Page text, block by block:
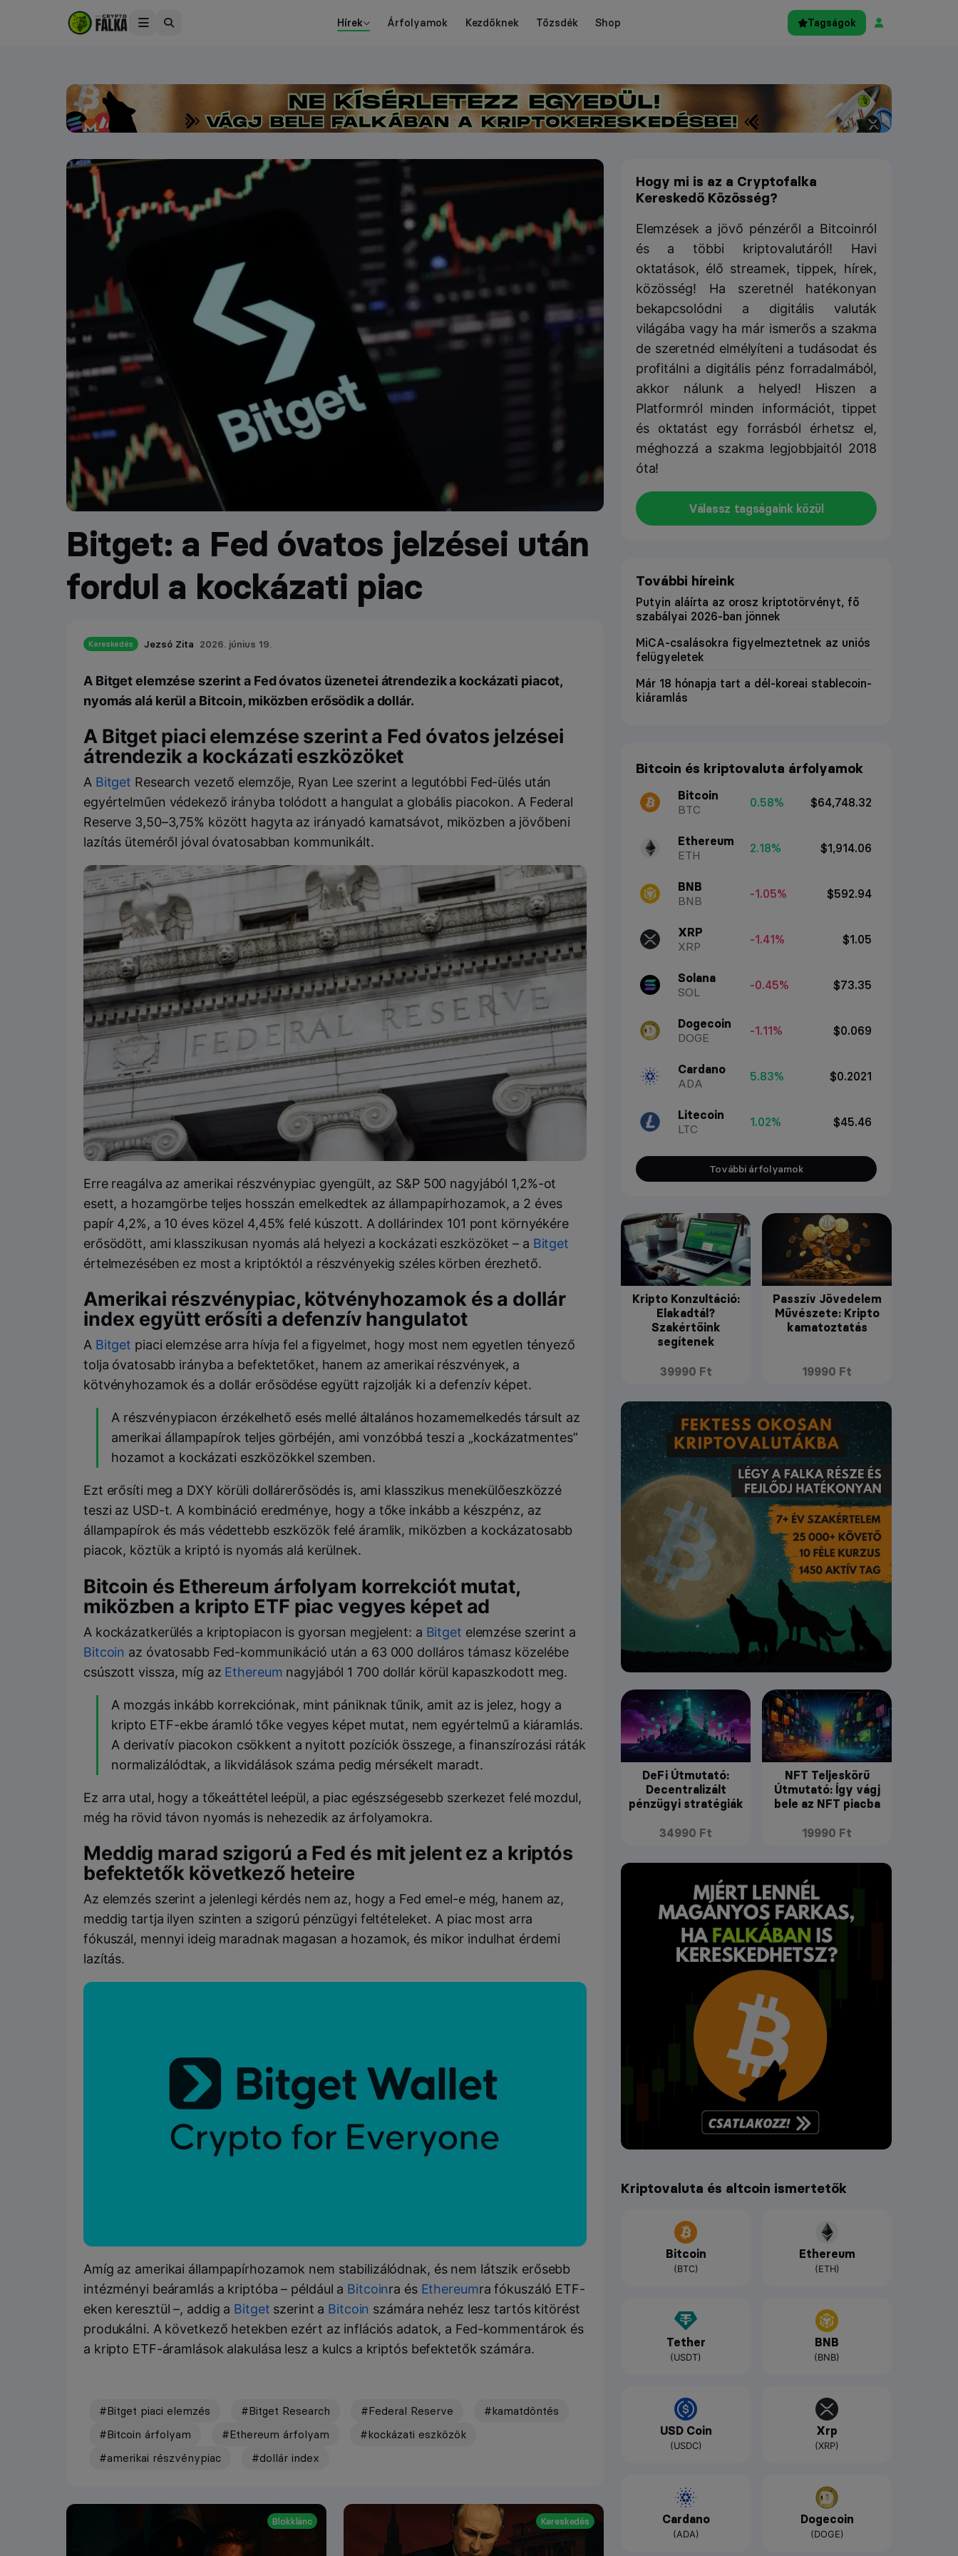
Hírek Árfolyamok Kezdőknek Tőzsdék Shop Tagságok
Bitget: a Fed óvatos jelzései után
fordul a kockázati piac
Kereskedés Jezsó Zita 2026. június 19.
A Bitget elemzése szerint a Fed óvatos üzenetei átrendezik a kockázati piacot,
nyomás alá kerül a Bitcoin, miközben erősödik a dollár.
A Bitget piaci elemzése szerint a Fed óvatos jelzései
átrendezik a kockázati eszközöket
A Bitget Research vezető elemzője, Ryan Lee szerint a legutóbbi Fed-ülés után
egyértelműen védekező irányba tolódott a hangulat a globális piacokon. A Federal
Reserve 3,50–3,75% között hagyta az irányadó kamatsávot, miközben a jövőbeni
lazítás üteméről jóval óvatosabban kommunikált.
Erre reagálva az amerikai részvénypiac gyengült, az S&P 500 nagyjából 1,2%-ot
esett, a hozamgörbe teljes hosszán emelkedtek az állampapírhozamok, a 2 éves
papír 4,2%, a 10 éves közel 4,45% felé kúszott. A dollárindex 101 pont környékére
erősödött, ami klasszikusan nyomás alá helyezi a kockázati eszközöket – a Bitget
értelmezésében ez most a kriptóktól a részvényekig széles körben érezhető.
Amerikai részvénypiac, kötvényhozamok és a dollár
index együtt erősíti a defenzív hangulatot
A Bitget piaci elemzése arra hívja fel a figyelmet, hogy most nem egyetlen tényező
tolja óvatosabb irányba a befektetőket, hanem az amerikai részvények, a
kötvényhozamok és a dollár erősödése együtt rajzolják ki a defenzív képet.
A részvénypiacon érzékelhető esés mellé általános hozamemelkedés társult az
amerikai állampapírok teljes görbéjén, ami vonzóbbá teszi a „kockázatmentes”
hozamot a kockázati eszközökkel szemben.
Ezt erősíti meg a DXY körüli dollárerősödés is, ami klasszikus menekülőeszközzé
teszi az USD-t. A kombináció eredménye, hogy a tőke inkább a készpénz, az
állampapírok és más védettebb eszközök felé áramlik, miközben a kockázatosabb
piacok, köztük a kriptó is nyomás alá kerülnek.
Bitcoin és Ethereum árfolyam korrekciót mutat,
miközben a kripto ETF piac vegyes képet ad
A kockázatkerülés a kriptopiacon is gyorsan megjelent: a Bitget elemzése szerint a
Bitcoin az óvatosabb Fed-kommunikáció után a 63 000 dolláros támasz közelébe
csúszott vissza, míg az Ethereum nagyjából 1 700 dollár körül kapaszkodott meg.
A mozgás inkább korrekciónak, mint pániknak tűnik, amit az is jelez, hogy a
kripto ETF-ekbe áramló tőke vegyes képet mutat, nem egyértelmű a kiáramlás.
A derivatív piacokon csökkent a nyitott pozíciók összege, a finanszírozási ráták
normalizálódtak, a likvidálások száma pedig mérsékelt maradt.
Ez arra utal, hogy a tőkeáttétel leépül, a piac egészségesebb szerkezet felé mozdul,
még ha rövid távon nyomás is nehezedik az árfolyamokra.
Meddig marad szigorú a Fed és mit jelent ez a kriptós
befektetők következő heteire
Az elemzés szerint a jelenlegi kérdés nem az, hogy a Fed emel-e még, hanem az,
meddig tartja ilyen szinten a szigorú pénzügyi feltételeket. A piac most arra
fókuszál, mennyi ideig maradnak magasan a hozamok, és mikor indulhat érdemi
lazítás.
Amíg az amerikai állampapírhozamok nem stabilizálódnak, és nem látszik erősebb
intézményi beáramlás a kriptóba – például a Bitcoinra és Ethereumra fókuszáló ETF-
eken keresztül –, addig a Bitget szerint a Bitcoin számára nehéz lesz tartós kitörést
produkálni. A következő hetekben ezért az inflációs adatok, a Fed-kommentárok és
a kripto ETF-áramlások alakulása lesz a kulcs a kriptós befektetők számára.
#Bitget piaci elemzés #Bitget Research #Federal Reserve
#kamatdöntés
#Bitcoin árfolyam
#Ethereum árfolyam
#kockázati eszközök
#amerikai részvénypiac
#dollár index
Blokklánc Kereskedés
Hogy mi is az a Cryptofalka
Kereskedő Közösség?
Elemzések a jövő pénzéről a Bitcoinról
és a többi kriptovalutáról! Havi
oktatások, élő streamek, tippek, hírek,
közösség! Ha szeretnél hatékonyan
bekapcsolódni a digitális valuták
világába vagy ha már ismerős a szakma
de szeretnéd elmélyíteni a tudásodat és
profitálni a digitális pénz forradalmából,
akkor nálunk a helyed! Hiszen a
Platformról minden információt, tippet
és oktatást egy forrásból érhetsz el,
méghozzá a szakma legjobbjaitól 2018
óta!
Válassz tagságaink közül
További híreink
Putyin aláírta az orosz kriptotörvényt, fő
szabályai 2026-ban jönnek
MiCA-csalásokra figyelmeztetnek az uniós
felügyeletek
Már 18 hónapja tart a dél-koreai stablecoin-
kiáramlás
Bitcoin és kriptovaluta árfolyamok
Bitcoin
BTC
0.58% $64,748.32
Ethereum
ETH
2.18% $1,914.06
BNB
BNB
-1.05% $592.94
XRP
XRP
-1.41% $1.05
Solana
SOL
-0.45% $73.35
Dogecoin
DOGE
-1.11% $0.069
Cardano
ADA
5.83% $0.2021
Litecoin
LTC
1.02% $45.46
További árfolyamok
Kripto Konzultáció:
Elakadtál?
Szakértőink
segítenek
39990 Ft
Passzív Jövedelem
Művészete: Kripto
kamatoztatás
19990 Ft
DeFi Útmutató:
Decentralizált
pénzügyi stratégiák
34990 Ft
NFT Teljeskörű
Útmutató: Így vágj
bele az NFT piacba
19990 Ft
Kriptovaluta és altcoin ismertetők
Bitcoin
(BTC)
Ethereum
(ETH)
Tether
(USDT)
BNB
(BNB)
USD Coin
(USDC)
Xrp
(XRP)
Cardano
(ADA)
Dogecoin
(DOGE)